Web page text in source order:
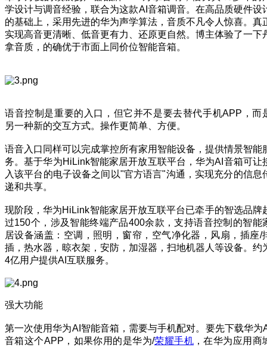
学设计与调音经验，联合为这款AI音箱调音。在高品质硬件设
的基础上，采用先进的华为声学算法，音质不凡令人惊喜。真
实现高音更清晰、低音更有力、还原更自然。博主体验了一下
拿音质，的确优于市面上同价位智能音箱。
语音控制是重要的入口，但它并不是要去替代手机APP，而
另一种新的交互方式。操作更简单、方便。
语音入口同样可以完成掌控所有家用智能设备，提供情景智能
务。基于华为HiLink智能家居开放互联平台，华为AI音箱可让
入该平台的电子设备之间以"官方语言"沟通，实现充分的信息
递和共享。
现阶段，华为HiLink智能家居开放互联平台已牵手的智选品牌
过150个，涉及智能终端产品400余款，支持语音控制的智能
居设备涵盖：空调，照明，窗帘，空气净化器，风扇，插座/
插，热水器，晾衣架，安防，加湿器，扫地机器人等设备。约
4亿用户提供AI互联服务。
强大功能
第一次使用华为AI智能音箱，需要与手机配对。要先下载华为
音箱这个APP，如果你用的是华为/荣耀手机 ，在华为应用商